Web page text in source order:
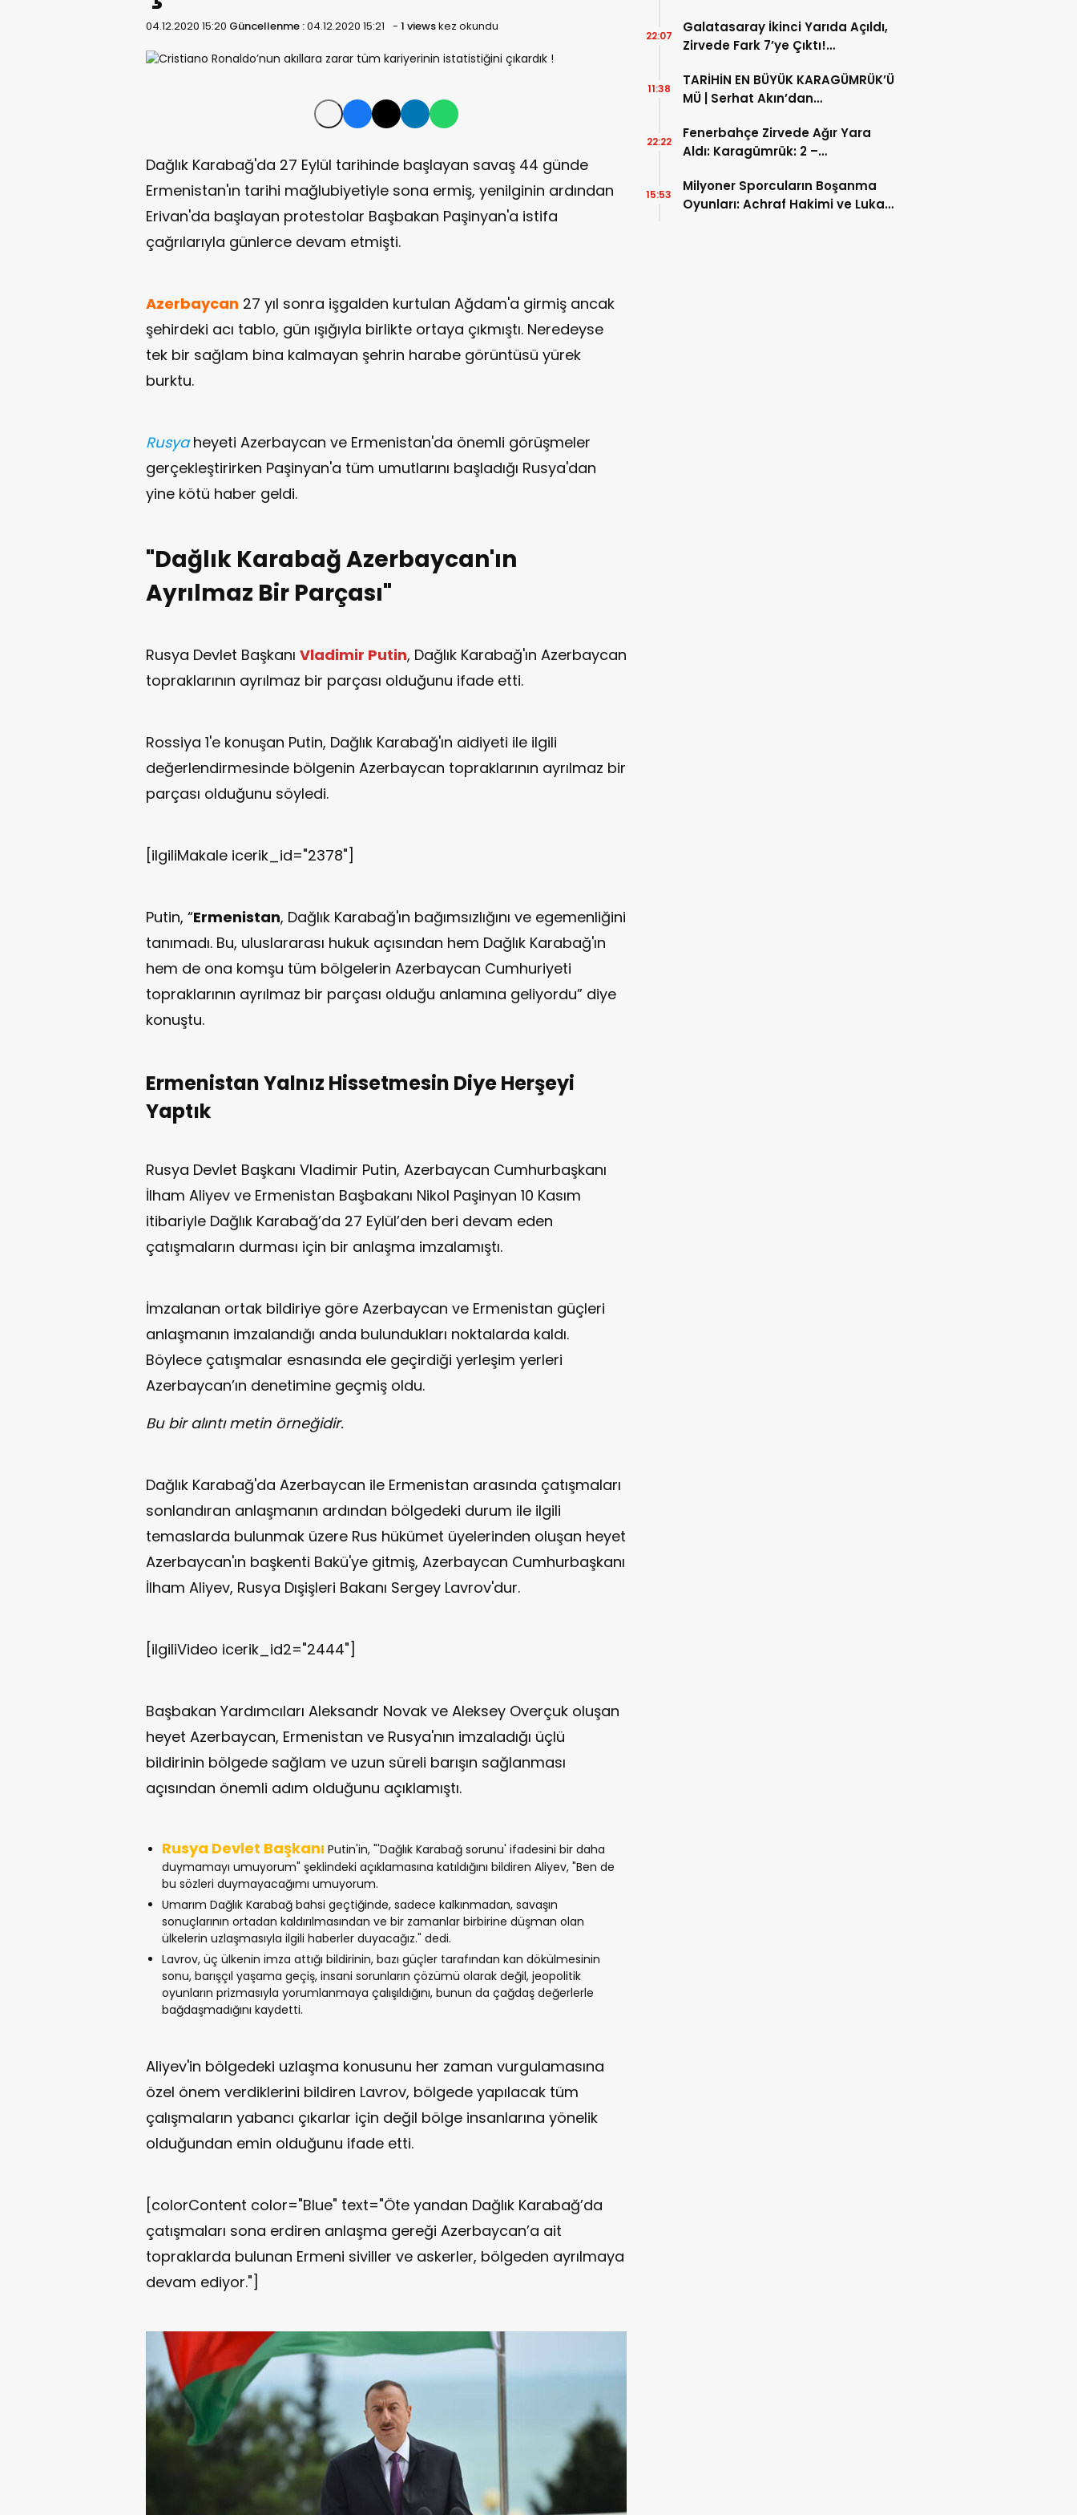
04.12.2020 15:20 Güncellenme :04.12.2020 15:21 - 1 viewskez okundu
Dağlık Karabağ'da 27 Eylül tarihinde başlayan savaş 44 günde
Ermenistan'ın tarihi mağlubiyetiyle sona ermiş, yenilginin ardından
Erivan'da başlayan protestolar Başbakan Paşinyan'a istifa
çağrılarıyla günlerce devam etmişti.
Azerbaycan 27 yıl sonra işgalden kurtulan Ağdam'a girmiş ancak
şehirdeki acı tablo, gün ışığıyla birlikte ortaya çıkmıştı. Neredeyse
tek bir sağlam bina kalmayan şehrin harabe görüntüsü yürek
burktu.
Rusyaheyeti Azerbaycan ve Ermenistan'da önemli görüşmeler
gerçekleştirirken Paşinyan'a tüm umutlarını başladığı Rusya'dan
yine kötü haber geldi.
"Dağlık Karabağ Azerbaycan'ın
Ayrılmaz Bir Parçası"
Rusya Devlet Başkanı Vladimir Putin, Dağlık Karabağ'ın Azerbaycan
topraklarının ayrılmaz bir parçası olduğunu ifade etti.
Rossiya 1'e konuşan Putin, Dağlık Karabağ'ın aidiyeti ile ilgili
değerlendirmesinde bölgenin Azerbaycan topraklarının ayrılmaz bir
parçası olduğunu söyledi.
[ilgiliMakale icerik_id="2378"]
Putin, “Ermenistan, Dağlık Karabağ'ın bağımsızlığını ve egemenliğini
tanımadı. Bu, uluslararası hukuk açısından hem Dağlık Karabağ'ın
hem de ona komşu tüm bölgelerin Azerbaycan Cumhuriyeti
topraklarının ayrılmaz bir parçası olduğu anlamına geliyordu” diye
konuştu.
Ermenistan Yalnız Hissetmesin Diye Herşeyi
Yaptık
Rusya Devlet Başkanı Vladimir Putin, Azerbaycan Cumhurbaşkanı
İlham Aliyev ve Ermenistan Başbakanı Nikol Paşinyan 10 Kasım
itibariyle Dağlık Karabağ’da 27 Eylül’den beri devam eden
çatışmaların durması için bir anlaşma imzalamıştı.
İmzalanan ortak bildiriye göre Azerbaycan ve Ermenistan güçleri
anlaşmanın imzalandığı anda bulundukları noktalarda kaldı.
Böylece çatışmalar esnasında ele geçirdiği yerleşim yerleri
Azerbaycan’ın denetimine geçmiş oldu.
Bu bir alıntı metin örneğidir.
Dağlık Karabağ'da Azerbaycan ile Ermenistan arasında çatışmaları
sonlandıran anlaşmanın ardından bölgedeki durum ile ilgili
temaslarda bulunmak üzere Rus hükümet üyelerinden oluşan heyet
Azerbaycan'ın başkenti Bakü'ye gitmiş, Azerbaycan Cumhurbaşkanı
İlham Aliyev, Rusya Dışişleri Bakanı Sergey Lavrov'dur.
[ilgiliVideo icerik_id2="2444"]
Başbakan Yardımcıları Aleksandr Novak ve Aleksey Overçuk oluşan
heyet Azerbaycan, Ermenistan ve Rusya'nın imzaladığı üçlü
bildirinin bölgede sağlam ve uzun süreli barışın sağlanması
açısından önemli adım olduğunu açıklamıştı.
Rusya Devlet Başkanı Putin'in, "'Dağlık Karabağ sorunu' ifadesini bir daha
duymamayı umuyorum" şeklindeki açıklamasına katıldığını bildiren Aliyev, "Ben de
bu sözleri duymayacağımı umuyorum.
Umarım Dağlık Karabağ bahsi geçtiğinde, sadece kalkınmadan, savaşın
sonuçlarının ortadan kaldırılmasından ve bir zamanlar birbirine düşman olan
ülkelerin uzlaşmasıyla ilgili haberler duyacağız." dedi.
Lavrov, üç ülkenin imza attığı bildirinin, bazı güçler tarafından kan dökülmesinin
sonu, barışçıl yaşama geçiş, insani sorunların çözümü olarak değil, jeopolitik
oyunların prizmasıyla yorumlanmaya çalışıldığını, bunun da çağdaş değerlerle
bağdaşmadığını kaydetti.
Aliyev'in bölgedeki uzlaşma konusunu her zaman vurgulamasına
özel önem verdiklerini bildiren Lavrov, bölgede yapılacak tüm
çalışmaların yabancı çıkarlar için değil bölge insanlarına yönelik
olduğundan emin olduğunu ifade etti.
[colorContent color="Blue" text="Öte yandan Dağlık Karabağ’da
çatışmaları sona erdiren anlaşma gereği Azerbaycan’a ait
topraklarda bulunan Ermeni siviller ve askerler, bölgeden ayrılmaya
devam ediyor."]
Galatasaray İkinci Yarıda Açıldı,
Zirvede Fark 7’ye Çıktı!
Sonucu: 3-0
22:07
TARİHİN EN BÜYÜK KARAGÜMRÜK’Ü
MÜ | Serhat Akın’dan
Tokadı!
11:38
Fenerbahçe Zirvede Ağır Yara
Aldı: Karagümrük: 2 –
Yıllık Tarihi Tekerrür ve Namağlup
Serinin Sonu
22:22
Milyoner Sporcuların Boşanma
Oyunları: Achraf Hakimi ve Luka
15:53